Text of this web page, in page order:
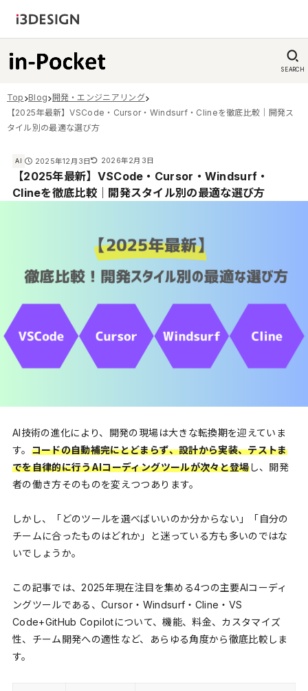
SEARCH
Top Blog
開発・エンジニアリング
【2025年最新】VSCode・Cursor・Windsurf・Clineを徹底比較｜開発ス
タイル別の最適な選び方
AI 2025年12月3日 2026年2月3日
【2025年最新】VSCode・Cursor・Windsurf・
Clineを徹底比較｜開発スタイル別の最適な選び方
AI技術の進化により、開発の現場は大きな転換期を迎えていま
す。 コードの自動補完にとどまらず、設計から実装、テストま
でを自律的に行うAIコーディングツールが次々と登場し、開発
者の働き方そのものを変えつつあります。
しかし、「どのツールを選べばいいのか分からない」「自分の
チームに合ったものはどれか」と迷っている方も多いのではな
いでしょうか。
この記事では、2025年現在注目を集める4つの主要AIコーディ
ングツールである、Cursor・Windsurf・Cline・VS
Code+GitHub Copilotについて、機能、料金、カスタマイズ
性、チーム開発への適性など、あらゆる角度から徹底比較しま
す。